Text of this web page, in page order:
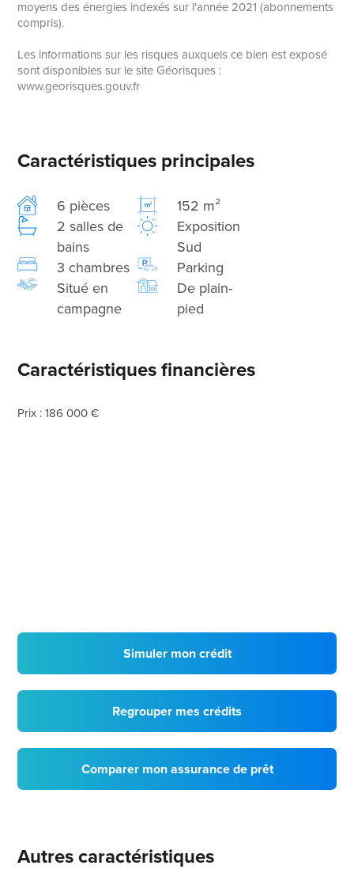
moyens des énergies indexés sur l'année 2021 (abonnements
compris).
Les informations sur les risques auxquels ce bien est exposé
sont disponibles sur le site Géorisques :
www.georisques.gouv.fr
Caractéristiques principales
6 pièces
152 m²
2 salles de
bains
Exposition
Sud
3 chambres
Parking
Situé en
campagne
De plain-
pied
Caractéristiques financières
Prix : 186 000 €
Simuler mon crédit
Regrouper mes crédits
Comparer mon assurance de prêt
Autres caractéristiques